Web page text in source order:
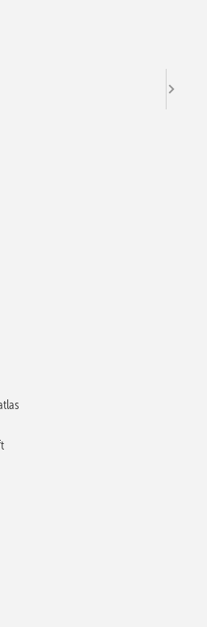
vertikale Agri-
in Betrieb
die landwirtschaftliche Nutzung mit
möglich.
Görlitz ermöglicht durch
die weitere
der Fläche – zusätzlich zur
sorgt für netzdienliche
zusammen mit dem Projektierer
Kilometer nördlich von Görlitz,